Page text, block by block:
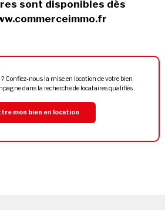
sont disponibles dès
? Confiez-nous la mise en location de votre bien.
dans la recherche de locataires qualifiés.
mon bien en location